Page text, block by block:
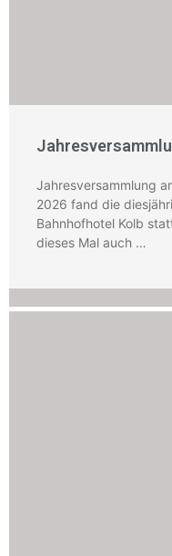
Jahresversammlung
2026 fand die
Bahnhofhotel Kolb
dieses Mal auch …